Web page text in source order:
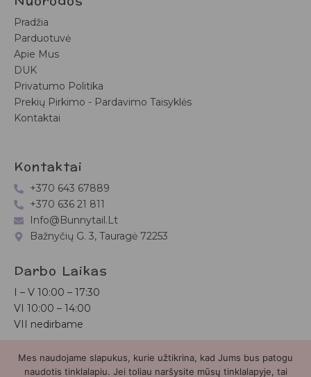
Pradžia
Parduotuvė
Apie Mus
DUK
Privatumo Politika
Prekių Pirkimo - Pardavimo Taisyklės
Kontaktai
Kontaktai
+370 643 67889
+370 636 21 811
Info@bunnytail.lt
Bažnyčių G. 3, Tauragė 72253
Darbo Laikas
I – V 10:00 – 17:30
VI 10:00 – 14:00
VII nedirbame
Bunnytail.lt| Copyright 2026 | Svetainė sukurtaMyra.lt
Mes naudojame slapukus, kurie užtikrina, kad Jums bus patogu
naudotis tinklalapiu. Jei toliau naršysite mūsų tinklalapyje, tai